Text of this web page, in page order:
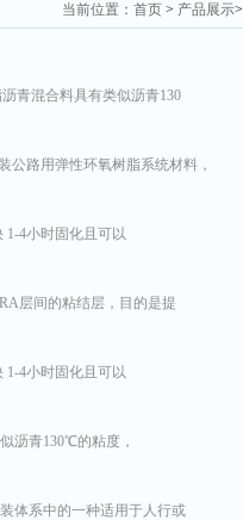
当前位置： 首页 > 产品展示>
青混合料具有类似沥青130
公路用弹性环氧树脂系统材料，
1-4小时固化且可以
层间的粘结层，目的是提
1-4小时固化且可以
沥青130℃的粘度，
体系中的一种适用于人行或